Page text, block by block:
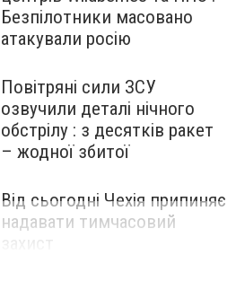
Безпілотники масовано
атакували росію
Повітряні сили ЗСУ
озвучили деталі нічного
обстрілу : з десятків ракет
– жодної збитої
Від сьогодні Чехія припиняє
надавати тимчасовий